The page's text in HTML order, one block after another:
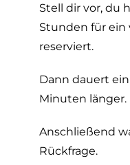
Stell dir vor, du
Stunden für ein
reserviert.
Dann dauert
Minuten länger.
Anschließend
Rückfrage.